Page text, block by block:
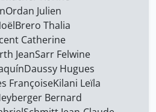
Ordan Julien
Brero Thalia
Catherine
JeanSarr Felwine
Daussy Hugues
FrançoiseKilani Leïla
Bernard